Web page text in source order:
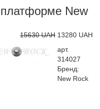
New
15630 UAH 13280 UAH
арт.
314027
Бренд:
New Rock